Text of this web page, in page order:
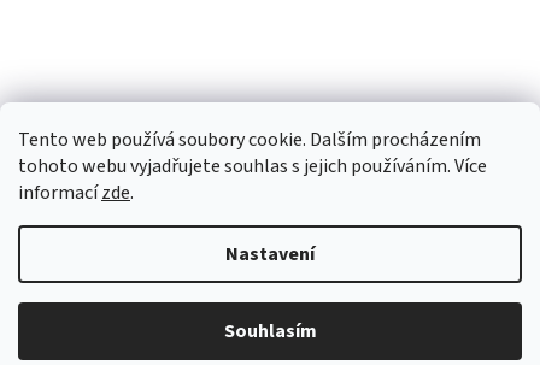
Tento web používá soubory cookie. Dalším procházením
tohoto webu vyjadřujete souhlas s jejich používáním. Více
informacízde.
Nastavení
Souhlasím
Vytvořil Shoptet
Green Heads. Všechna práva vyhrazena.